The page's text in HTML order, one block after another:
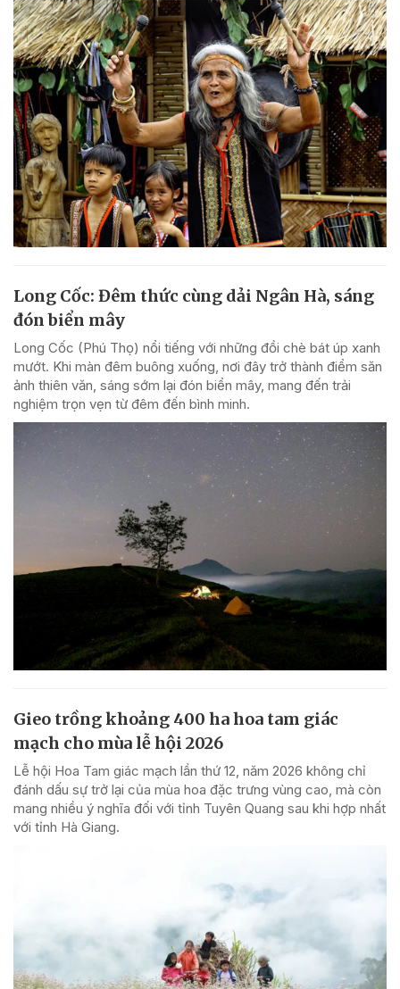
Long Cốc: Đêm thức cùng dải Ngân Hà, sáng
đón biển mây
Long Cốc (Phú Thọ) nổi tiếng với những đồi chè bát úp xanh
mướt. Khi màn đêm buông xuống, nơi đây trở thành điểm săn
ảnh thiên văn, sáng sớm lại đón biển mây, mang đến trải
nghiệm trọn vẹn từ đêm đến bình minh.
Gieo trồng khoảng 400 ha hoa tam giác
mạch cho mùa lễ hội 2026
Lễ hội Hoa Tam giác mạch lần thứ 12, năm 2026 không chỉ
đánh dấu sự trở lại của mùa hoa đặc trưng vùng cao, mà còn
mang nhiều ý nghĩa đối với tỉnh Tuyên Quang sau khi hợp nhất
với tỉnh Hà Giang.